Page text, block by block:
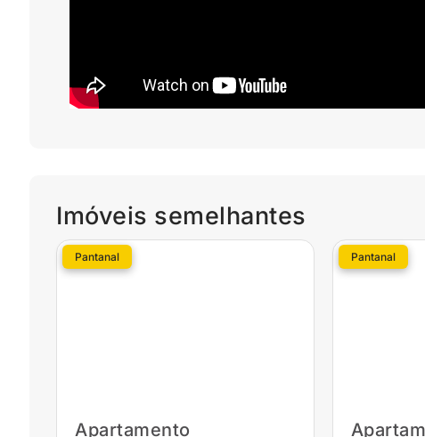
Imóveis semelhantes
Pantanal
Apartamento
Pantanal